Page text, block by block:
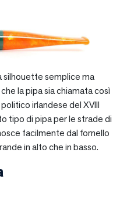
silhouette semplice ma
la pipa sia chiamata così
irlandese del XVIII
tipo di pipa per le strade di
facilmente dal fornello
in alto che in basso.